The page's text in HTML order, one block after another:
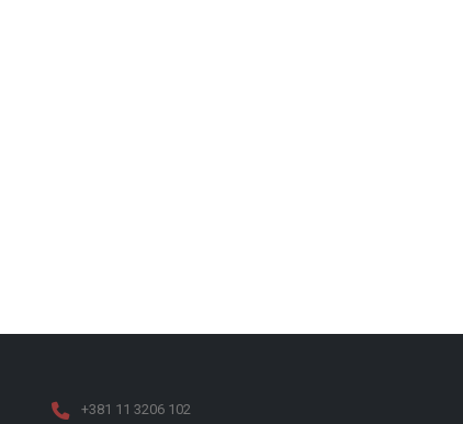
+381 11 3206 102